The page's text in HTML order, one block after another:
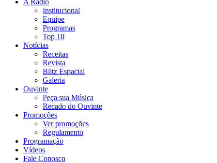
Institucional
Equipe
Programas
Top 10
Notícias
Receitas
Revista
Blitz Espacial
Galeria
Ouvinte
Peça sua Música
Recado do Ouvinte
Promoções
Ver promoções
Regulamento
Programação
Vídeos
Fale Conosco